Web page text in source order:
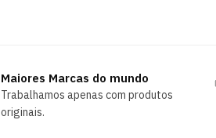
Maiores Marcas do mundo
Trabalhamos apenas com produtos
originais.